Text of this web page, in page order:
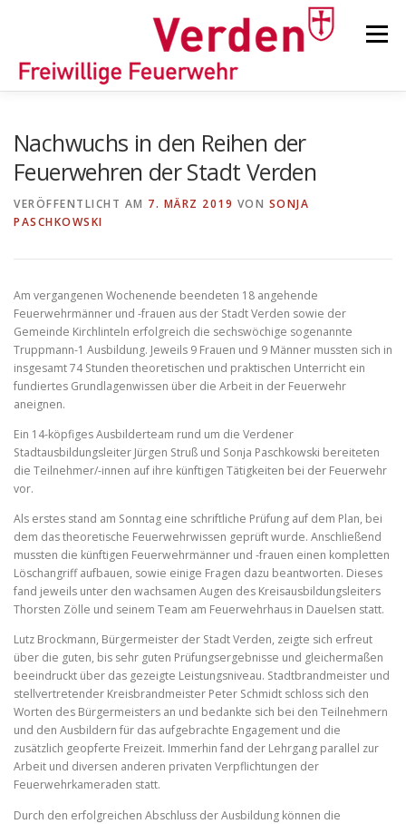
Menü
TIPPS/TRICKS
Nachwuchs in den Reihen der
Feuerwehren der Stadt Verden
VERÖFFENTLICHT AM 7. MÄRZ 2019 VON SONJA
PASCHKOWSKI
Am vergangenen Wochenende beendeten 18 angehende
Feuerwehrmänner und -frauen aus der Stadt Verden sowie der
Gemeinde Kirchlinteln erfolgreich die sechswöchige sogenannte
Truppmann-1 Ausbildung. Jeweils 9 Frauen und 9 Männer mussten sich in
insgesamt 74 Stunden theoretischen und praktischen Unterricht ein
fundiertes Grundlagenwissen über die Arbeit in der Feuerwehr
aneignen.
Ein 14-köpfiges Ausbilderteam rund um die Verdener
Stadtausbildungsleiter Jürgen Struß und Sonja Paschkowski bereiteten
die Teilnehmer/-innen auf ihre künftigen Tätigkeiten bei der Feuerwehr
vor.
Als erstes stand am Sonntag eine schriftliche Prüfung auf dem Plan, bei
dem das theoretische Feuerwehrwissen geprüft wurde. Anschließend
mussten die künftigen Feuerwehrmänner und -frauen einen kompletten
Löschangriff aufbauen, sowie einige Fragen dazu beantworten. Dieses
fand jeweils unter den wachsamen Augen des Kreisausbildungsleiters
Thorsten Zölle und seinem Team am Feuerwehrhaus in Dauelsen statt.
Lutz Brockmann, Bürgermeister der Stadt Verden, zeigte sich erfreut
über die guten, bis sehr guten Prüfungsergebnisse und gleichermaßen
beeindruckt über das gezeigte Leistungsniveau. Stadtbrandmeister und
stellvertretender Kreisbrandmeister Peter Schmidt schloss sich den
Worten des Bürgermeisters an und bedankte sich bei den Teilnehmern
und den Ausbildern für das aufgebrachte Engagement und die
zusätzlich geopferte Freizeit. Immerhin fand der Lehrgang parallel zur
Arbeit und diversen anderen privaten Verpflichtungen der
Feuerwehrkameraden statt.
Durch den erfolgreichen Abschluss der Ausbildung können die